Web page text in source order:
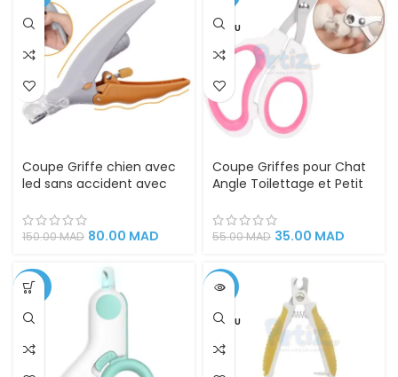
Coupe Griffe chien avec
led sans accident avec
couper les griffes des
chats et des chiens
150.00MAD 80.00 MAD
VENDU
Coupe Griffes pour Chat
Angle Toilettage et Petit
55.00MAD 35.00 MAD
-34% -31%
VENDU